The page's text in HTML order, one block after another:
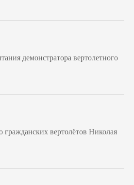
демонстратора вертолетного
вертолётов Николая